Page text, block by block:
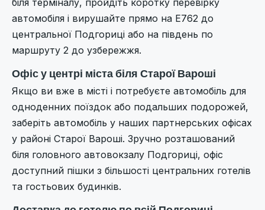
біля терміналу, пройдіть коротку перевірку
автомобіля і вирушайте прямо на E762 до
центральної Подгориці або на південь по
маршруту 2 до узбережжя.
Офіс у центрі міста біля Старої Вароші
Якщо ви вже в місті і потребуєте автомобіль для
одноденних поїздок або подальших подорожей,
заберіть автомобіль у наших партнерських офісах
у районі Старої Вароші. Зручно розташований
біля головного автовокзалу Подгориці, офіс
доступний пішки з більшості центральних готелів
та гостьових будинків.